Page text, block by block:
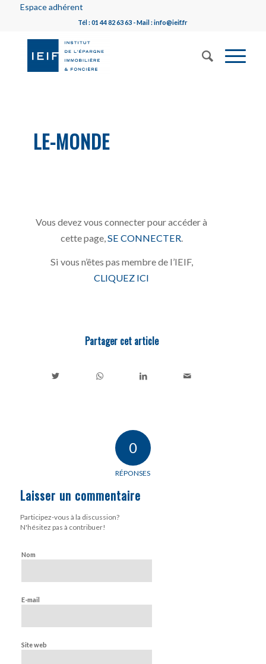
Espace adhérent
Tél : 01 44 82 63 63 - Mail : info@ieif.fr
LE-MONDE
Vous devez vous connecter pour accéder à
cette page, SE CONNECTER
Si vous n’êtes pas membre de l’IEIF,
CLIQUEZ ICI
Partager cet article
0
RÉPONSES
Laisser un commentaire
Participez-vous à la discussion?
N'hésitez pas à contribuer!
Nom
E-mail
Site web